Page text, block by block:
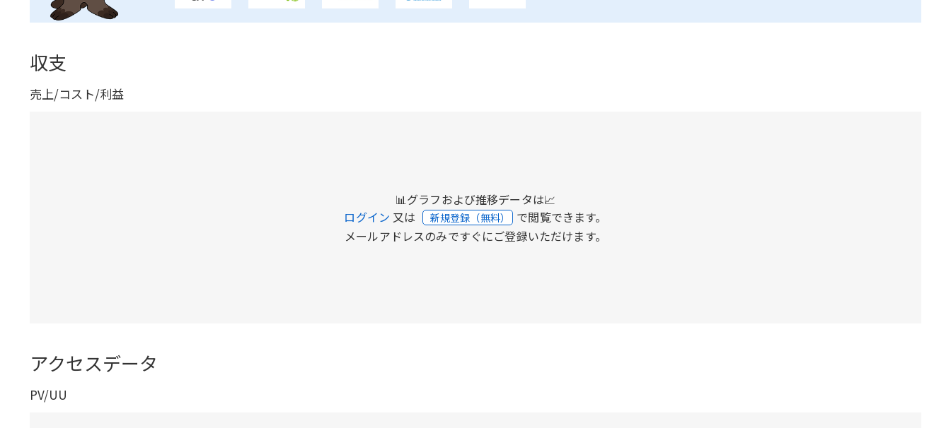
収支
売上/コスト/利益
📊グラフおよび推移データは📈
ログイン 又は 新規登録（無料） で閲覧できます。
メールアドレスのみですぐにご登録いただけます。
アクセスデータ
PV/UU